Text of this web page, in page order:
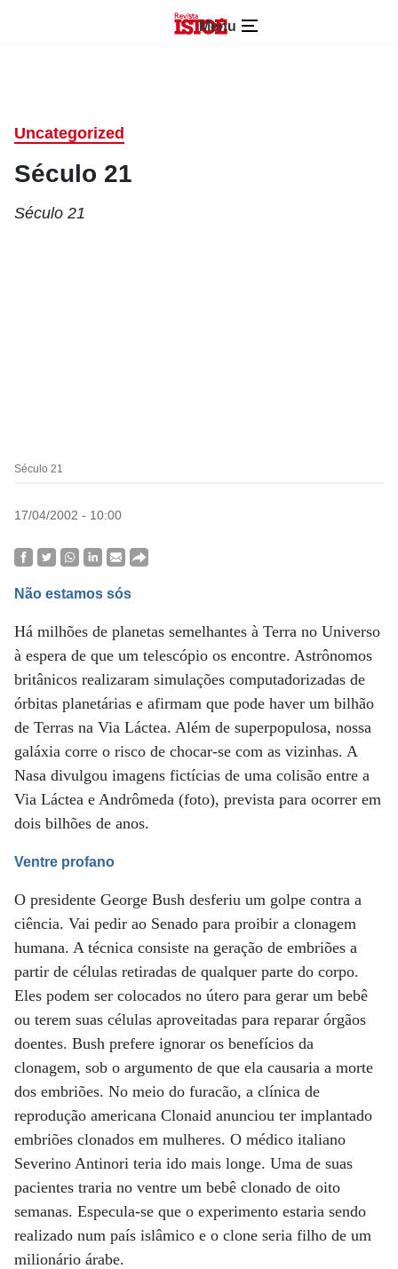
Menu
Uncategorized
Século 21
Século 21
Século 21
17/04/2002 - 10:00
Não estamos sós
Há milhões de planetas semelhantes à Terra no Universo
à espera de que um telescópio os encontre. Astrônomos
britânicos realizaram simulações computadorizadas de
órbitas planetárias e afirmam que pode haver um bilhão
de Terras na Via Láctea. Além de superpopulosa, nossa
galáxia corre o risco de chocar-se com as vizinhas. A
Nasa divulgou imagens fictícias de uma colisão entre a
Via Láctea e Andrômeda (foto), prevista para ocorrer em
dois bilhões de anos.
Ventre profano
O presidente George Bush desferiu um golpe contra a
ciência. Vai pedir ao Senado para proibir a clonagem
humana. A técnica consiste na geração de embriões a
partir de células retiradas de qualquer parte do corpo.
Eles podem ser colocados no útero para gerar um bebê
ou terem suas células aproveitadas para reparar órgãos
doentes. Bush prefere ignorar os benefícios da
clonagem, sob o argumento de que ela causaria a morte
dos embriões. No meio do furacão, a clínica de
reprodução americana Clonaid anunciou ter implantado
embriões clonados em mulheres. O médico italiano
Severino Antinori teria ido mais longe. Uma de suas
pacientes traria no ventre um bebê clonado de oito
semanas. Especula-se que o experimento estaria sendo
realizado num país islâmico e o clone seria filho de um
milionário árabe.